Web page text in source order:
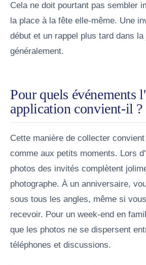
Cela ne doit pourtant pas sembler
la place à la fête elle-même. Une
début et un rappel plus tard dans
généralement.
Pour quels événements
application convient-il ?
Cette manière de collecter
comme aux petits moments. Lors
photos des invités complètent
photographe. À un anniversaire,
sous tous les angles, même si
recevoir. Pour un week-end en
que les photos ne se dispersent
téléphones et discussions.